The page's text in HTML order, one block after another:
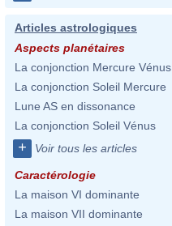
Articles astrologiques
Aspects planétaires
La conjonction Mercure Vénus
La conjonction Soleil Mercure
Lune AS en dissonance
La conjonction Soleil Vénus
+ Voir tous les articles
Caractérologie
La maison VI dominante
La maison VII dominante